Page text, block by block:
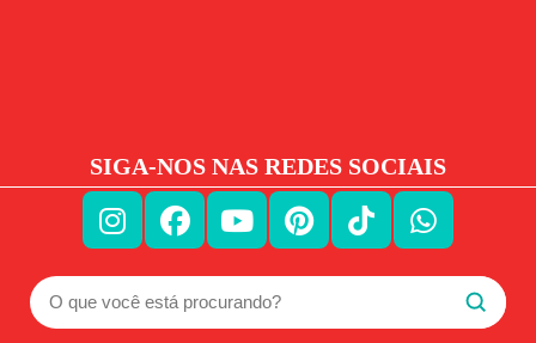
SIGA-NOS NAS REDES SOCIAIS